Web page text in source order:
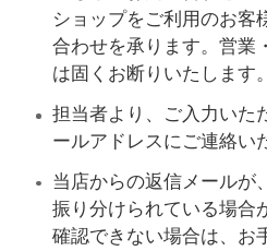
ショップをご利用のお客
合わせを承ります。営業
は固くお断りいたします。
担当者より、ご入力いた
ールアドレスにご連絡い
当店からの返信メールが
振り分けられている場合
確認できない場合は、お